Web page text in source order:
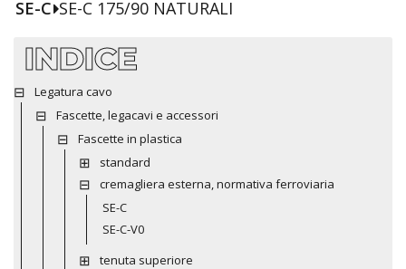
SE-C SE-C 175/90 NATURALI
INDICE
Legatura cavo
Fascette, legacavi e accessori
Fascette in plastica
standard
cremagliera esterna, normativa ferroviaria
SE-C
SE-C-V0
tenuta superiore